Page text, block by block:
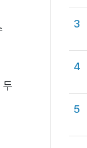
3
4
5